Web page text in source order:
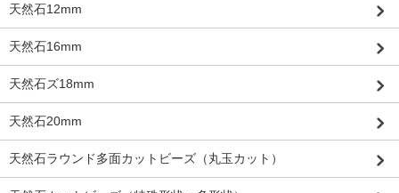
天然石12mm
天然石16mm
天然石ズ18mm
天然石20mm
天然石ラウンド多面カットビーズ（丸玉カット）